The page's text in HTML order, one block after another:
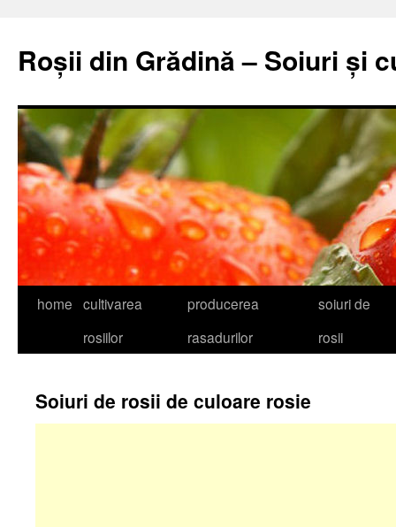
content
Roșii din Grădină – Soiuri și
home cultivarea
rosiilor
producerea
rasadurilor
soiuri de
rosii
Soiuri de rosii de culoare rosie